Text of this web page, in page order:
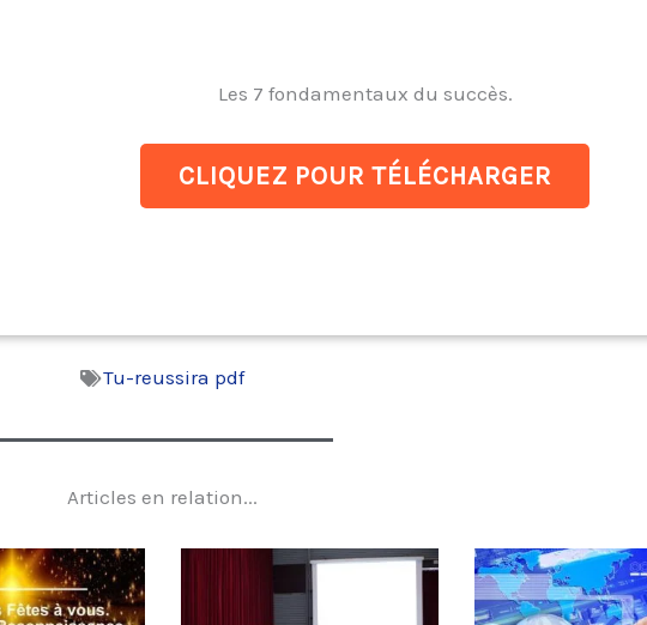
Les 7 fondamentaux du succès.
CLIQUEZ POUR TÉLÉCHARGER
Tu-reussira pdf
Articles en relation...